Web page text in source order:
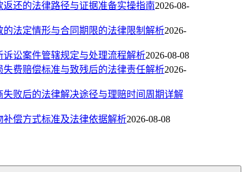
返还的法律路径与证据准备实操指南2026-08-
的法定情形与合同期限的法律限制解析2026-
诉讼案件管辖规定与处理流程解析2026-08-08
失费赔偿标准与致残后的法律责任解析2026-
失败后的法律解决途径与理赔时间周期详解
补偿方式标准及法律依据解析2026-08-08